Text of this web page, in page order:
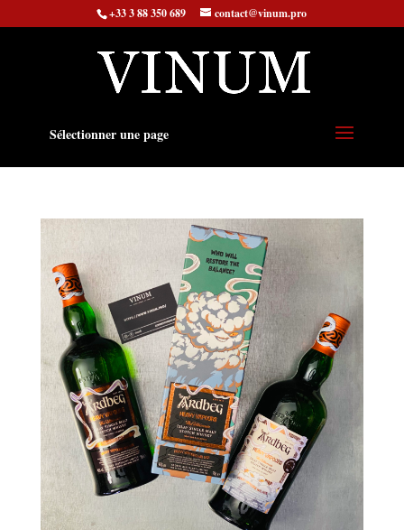
+33 3 88 350 689 contact@vinum.pro
Sélectionner une page